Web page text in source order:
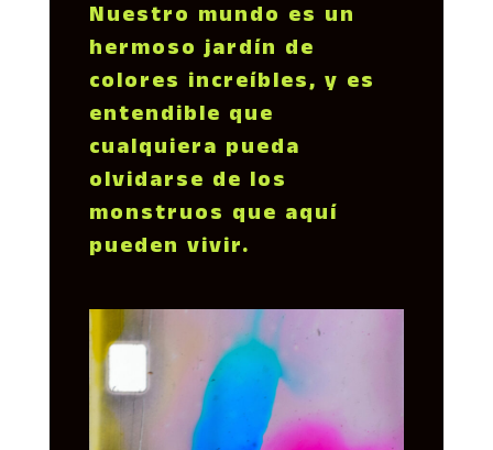
Nuestro mundo es un
hermoso jardín de
colores increíbles, y es
entendible que
cualquiera pueda
olvidarse de los
monstruos que aquí
pueden vivir.